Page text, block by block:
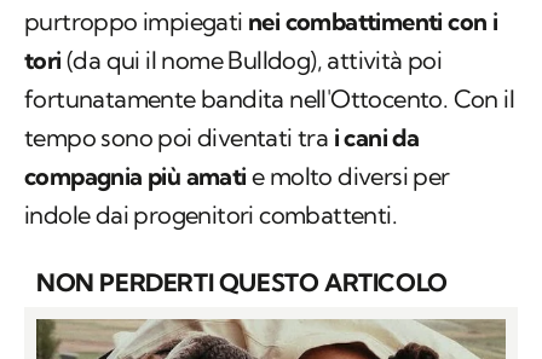
purtroppo impiegati nei combattimenti con i
tori (da qui il nomeBulldog), attività poi
fortunatamente bandita nell'Ottocento. Con il
tempo sono poi diventati tra i cani da
compagnia più amati e molto diversi per
indole dai progenitori combattenti.
NON PERDERTI QUESTO ARTICOLO